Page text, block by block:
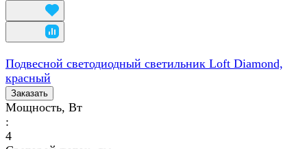
Подвесной светодиодный светильник Loft Diamond,
красный
Заказать
Мощность, Вт
:
4